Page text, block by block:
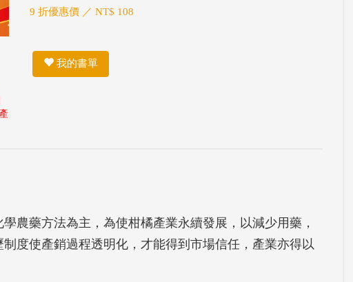
9 折優惠價 ／ NT$ 108
我的書單
農藥方法為主，為使柑橘產業永續發展，以減少用藥，
度使產銷過程透明化，才能得到市場信任，產業亦得以